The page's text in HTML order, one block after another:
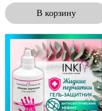
В корзину